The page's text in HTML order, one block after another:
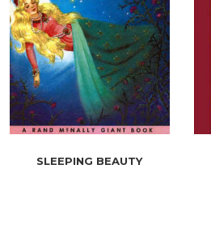
SLEEPING BEAUTY